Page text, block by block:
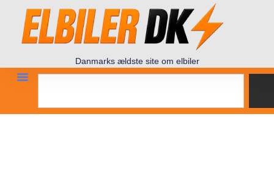
Danmarks ældste site om elbiler